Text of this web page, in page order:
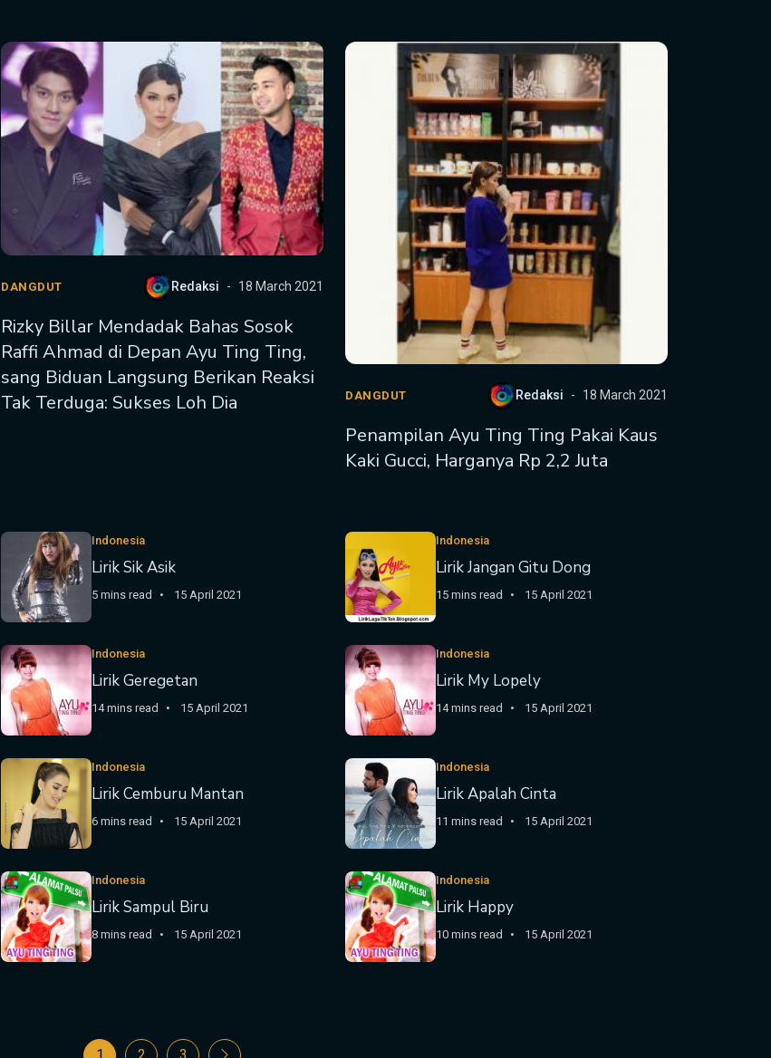
DANGDUT Redaksi 18 March 2021
Rizky Billar Mendadak Bahas Sosok
Raffi Ahmad di Depan Ayu Ting Ting,
sang Biduan Langsung Berikan Reaksi
Tak Terduga: Sukses Loh Dia
DANGDUT Redaksi 18 March 2021
Penampilan Ayu Ting Ting Pakai Kaus
Kaki Gucci, Harganya Rp 2,2 Juta
Indonesia
Lirik Sik Asik
5 mins read 15 April 2021
Indonesia
Lirik Jangan Gitu Dong
15 mins read 15 April 2021
Indonesia
Lirik Geregetan
14 mins read 15 April 2021
Indonesia
Lirik My Lopely
14 mins read 15 April 2021
Indonesia
Lirik Cemburu Mantan
6 mins read 15 April 2021
Indonesia
Lirik Apalah Cinta
11 mins read 15 April 2021
Indonesia
Lirik Sampul Biru
8 mins read 15 April 2021
Indonesia
Lirik Happy
10 mins read 15 April 2021